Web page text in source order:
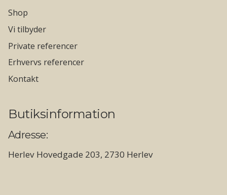
Shop
Vi tilbyder
Private referencer
Erhvervs referencer
Kontakt
Butiksinformation
Adresse:
Herlev Hovedgade 203, 2730 Herlev